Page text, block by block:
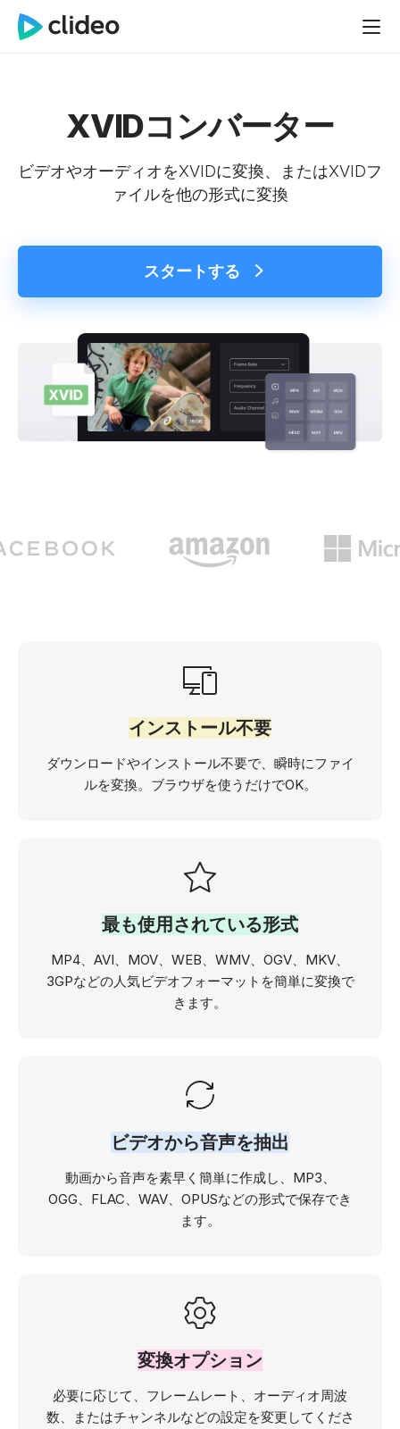
XVIDコンバーター
ビデオやオーディオをXVIDに変換、またはXVIDフ
ァイルを他の形式に変換
スタートする
インストール不要
ダウンロードやインストール不要で、瞬時にファイ
ルを変換。ブラウザを使うだけでOK。
最も使用されている形式
MP4、AVI、MOV、WEB、WMV、OGV、MKV、
3GPなどの人気ビデオフォーマットを簡単に変換で
きます。
ビデオから音声を抽出
動画から音声を素早く簡単に作成し、MP3、
OGG、FLAC、WAV、OPUSなどの形式で保存でき
ます。
変換オプション
必要に応じて、フレームレート、オーディオ周波
数、またはチャンネルなどの設定を変更してくださ